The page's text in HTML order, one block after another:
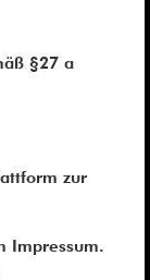
§27 a
zur
Impressum.